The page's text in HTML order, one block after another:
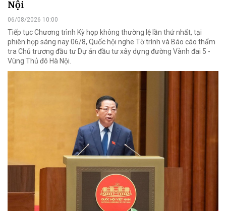
Nội
06/08/2026 10:00
Tiếp tục Chương trình Kỳ họp không thường lệ lần thứ nhất, tại
phiên họp sáng nay 06/8, Quốc hội nghe Tờ trình và Báo cáo thẩm
tra Chủ trương đầu tư Dự án đầu tư xây dựng đường Vành đai 5 -
Vùng Thủ đô Hà Nội.